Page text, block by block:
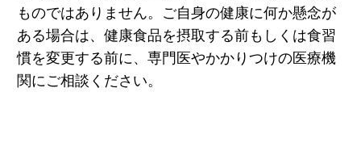
ものではありません。ご自身の健康に何か懸念が
ある場合は、健康食品を摂取する前もしくは食習
慣を変更する前に、専門医やかかりつけの医療機
関にご相談ください。